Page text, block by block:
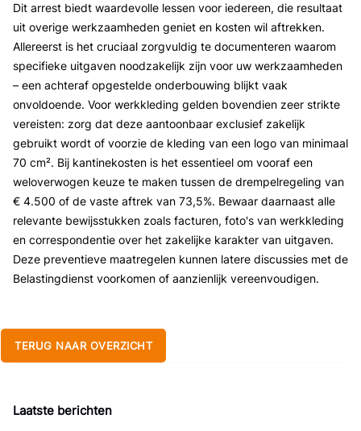
Dit arrest biedt waardevolle lessen voor iedereen, die resultaat
uit overige werkzaamheden geniet en kosten wil aftrekken.
Allereerst is het cruciaal zorgvuldig te documenteren waarom
specifieke uitgaven noodzakelijk zijn voor uw werkzaamheden
– een achteraf opgestelde onderbouwing blijkt vaak
onvoldoende. Voor werkkleding gelden bovendien zeer strikte
vereisten: zorg dat deze aantoonbaar exclusief zakelijk
gebruikt wordt of voorzie de kleding van een logo van minimaal
70 cm². Bij kantinekosten is het essentieel om vooraf een
weloverwogen keuze te maken tussen de drempelregeling van
€ 4.500 of de vaste aftrek van 73,5%. Bewaar daarnaast alle
relevante bewijsstukken zoals facturen, foto's van werkkleding
en correspondentie over het zakelijke karakter van uitgaven.
Deze preventieve maatregelen kunnen latere discussies met de
Belastingdienst voorkomen of aanzienlijk vereenvoudigen.
TERUG NAAR OVERZICHT
Laatste berichten